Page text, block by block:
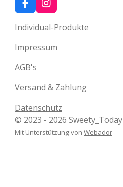
F
a
c
e
b
o
o
k
I
n
s
t
a
g
m
Individual-Produkte
Impressum
AGB's
Versand & Zahlung
Datenschutz
© 2023 - 2026 Sweety_Today
Mit Unterstützung von Webador